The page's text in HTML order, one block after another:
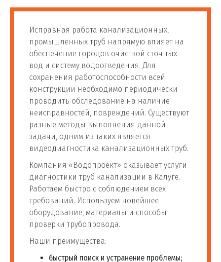
Исправная работа канализационных,
промышленных труб напрямую влияет на
обеспечение городов очисткой сточных
вод и систему водоотведения. Для
сохранения работоспособности всей
конструкции необходимо периодически
проводить обследование на наличие
неисправностей, повреждений. Существуют
разные методы выполнения данной
задачи, одним из таких является
видеодиагностика канализационных труб.
Компания «Водопроект» оказывает услуги
диагностики труб канализации в Калуге.
Работаем быстро с соблюдением всех
требований. Используем новейшее
оборудование, материалы и способы
проверки трубопровода.
Наши преимущества:
быстрый поиск и устранение проблемы;